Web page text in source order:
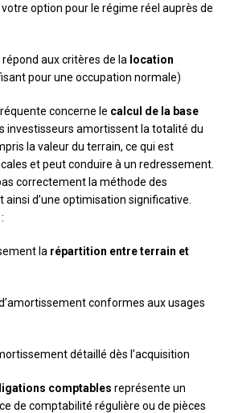
option pour le régime réel auprès de
aux critères de la location
pour une occupation normale)
concerne le calcul de la base
investisseurs amortissent la totalité du
la valeur du terrain, ce qui est
et peut conduire à un redressement.
correctement la méthode des
d’une optimisation significative.
la répartition entre terrain et
conformes aux usages
détaillé dès l’acquisition
comptables représente un
de comptabilité régulière ou de pièces